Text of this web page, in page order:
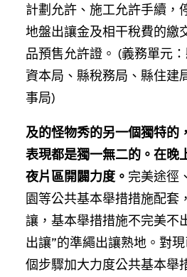
計劃允許、施工允許手續，
地盤出讓金及相干稅費的繳
品預售允許證。 (義務單元
資本局、縣稅務局、縣住建
事局)
及的怪物秀的另一個獨特的
表現都是獨一無二的。在晚
夜片區開闢力度。 完美途徑
園等公共基本舉措措施配套
讓，基本舉措措施不完美不
出讓”的準繩出讓熟地。對
個步驟加大力度公共基本舉